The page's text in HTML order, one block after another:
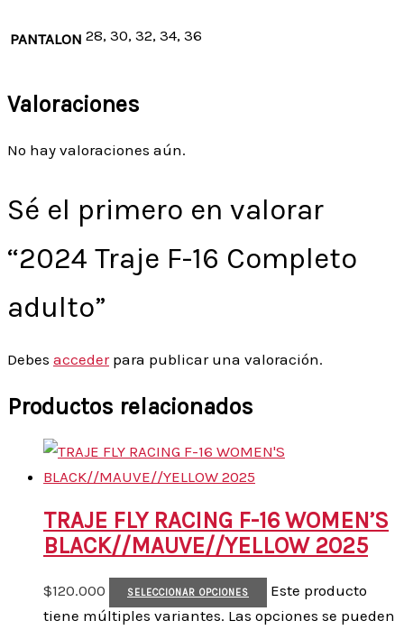
PANTALON 28, 30, 32, 34, 36
Valoraciones
No hay valoraciones aún.
Sé el primero en valorar
“2024 Traje F-16 Completo
adulto”
Debes accederpara publicar una valoración.
Productos relacionados
TRAJE FLY RACING F-16 WOMEN’S
BLACK//MAUVE//YELLOW 2025
$120.000 SELECCIONAR OPCIONES
Este producto
tiene múltiples variantes. Las opciones se pueden